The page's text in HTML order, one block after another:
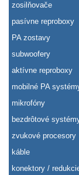
zosilňovače
pasívne reproboxy
PA zostavy
subwoofery
aktívne reproboxy
mobilné PA
mikrofóny
bezdrôtové
zvukové procesory
káble
konektory /